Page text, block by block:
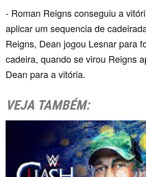
- Roman Reigns conseguiu a
aplicar um sequencia de
Reigns, Dean jogou Lesnar para
cadeira, quando se virou Reigns
Dean para a vitória.
VEJA TAMBÉM: